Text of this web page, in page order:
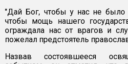
"Дай Бог, чтобы у нас не было
чтобы мощь нашего
ограждала нас от врагов и
пожелал предстоятель
Назвав состоявшееся